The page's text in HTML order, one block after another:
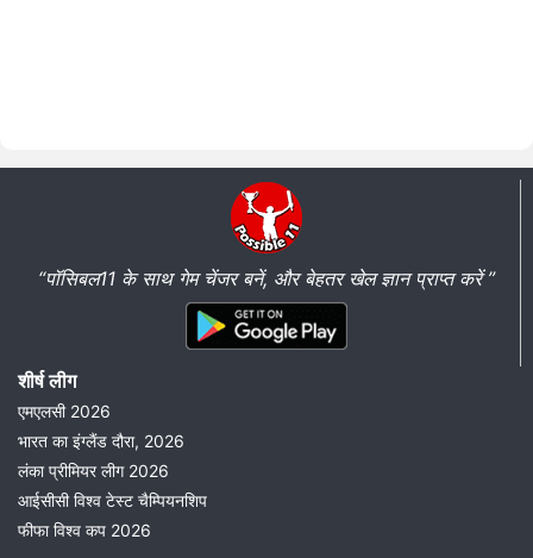
“पॉसिबल11 के साथ गेम चेंजर बनें, और बेहतर खेल ज्ञान प्राप्त करें ”
शीर्ष लीग
एमएलसी 2026
भारत का इंग्लैंड दौरा, 2026
लंका प्रीमियर लीग 2026
आईसीसी विश्व टेस्ट चैम्पियनशिप
फीफा विश्व कप 2026